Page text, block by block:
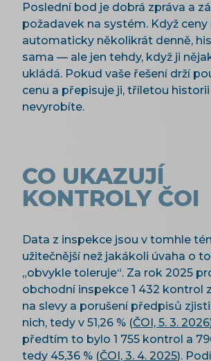
Poslední bod je dobrá zpráva a
požadavek na systém. Když
automaticky několikrát denně,
sama — ale jen tehdy, když ji
ukládá. Pokud vaše řešení drží
cenu a přepisuje ji, tříletou
nevyrobíte.
CO UKAZUJÍ
KONTROLY ČOI
Data z inspekce jsou v tomhle
užitečnější než jakákoli úvaha o
„obvykle toleruje“. Za rok 2025
obchodní inspekce 1 432 kontrol
na slevy a porušení předpisů
nich, tedy v 51,26 % (ČOI, 5. 3. 2026
předtím to bylo 1 755 kontrol a
tedy 45,36 % (ČOI, 3. 4. 2025).